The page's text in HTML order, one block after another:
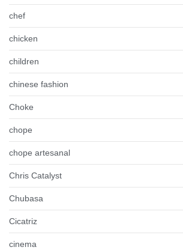
chef
chicken
children
chinese fashion
Choke
chope
chope artesanal
Chris Catalyst
Chubasa
Cicatriz
cinema